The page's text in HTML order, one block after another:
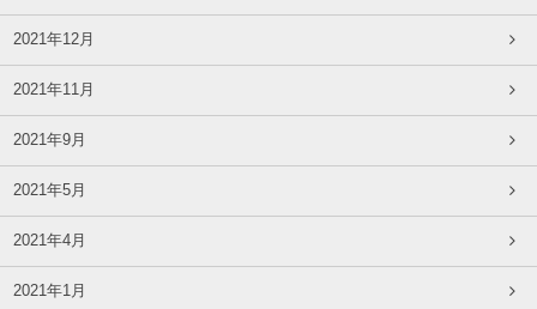
2021年12月
2021年11月
2021年9月
2021年5月
2021年4月
2021年1月